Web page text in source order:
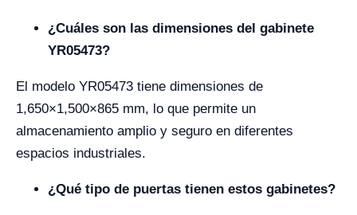
¿Cuáles son las dimensiones del gabinete
YR05473?
El modelo YR05473 tiene dimensiones de
1,650×1,500×865 mm, lo que permite un
almacenamiento amplio y seguro en diferentes
espacios industriales.
¿Qué tipo de puertas tienen estos gabinetes?